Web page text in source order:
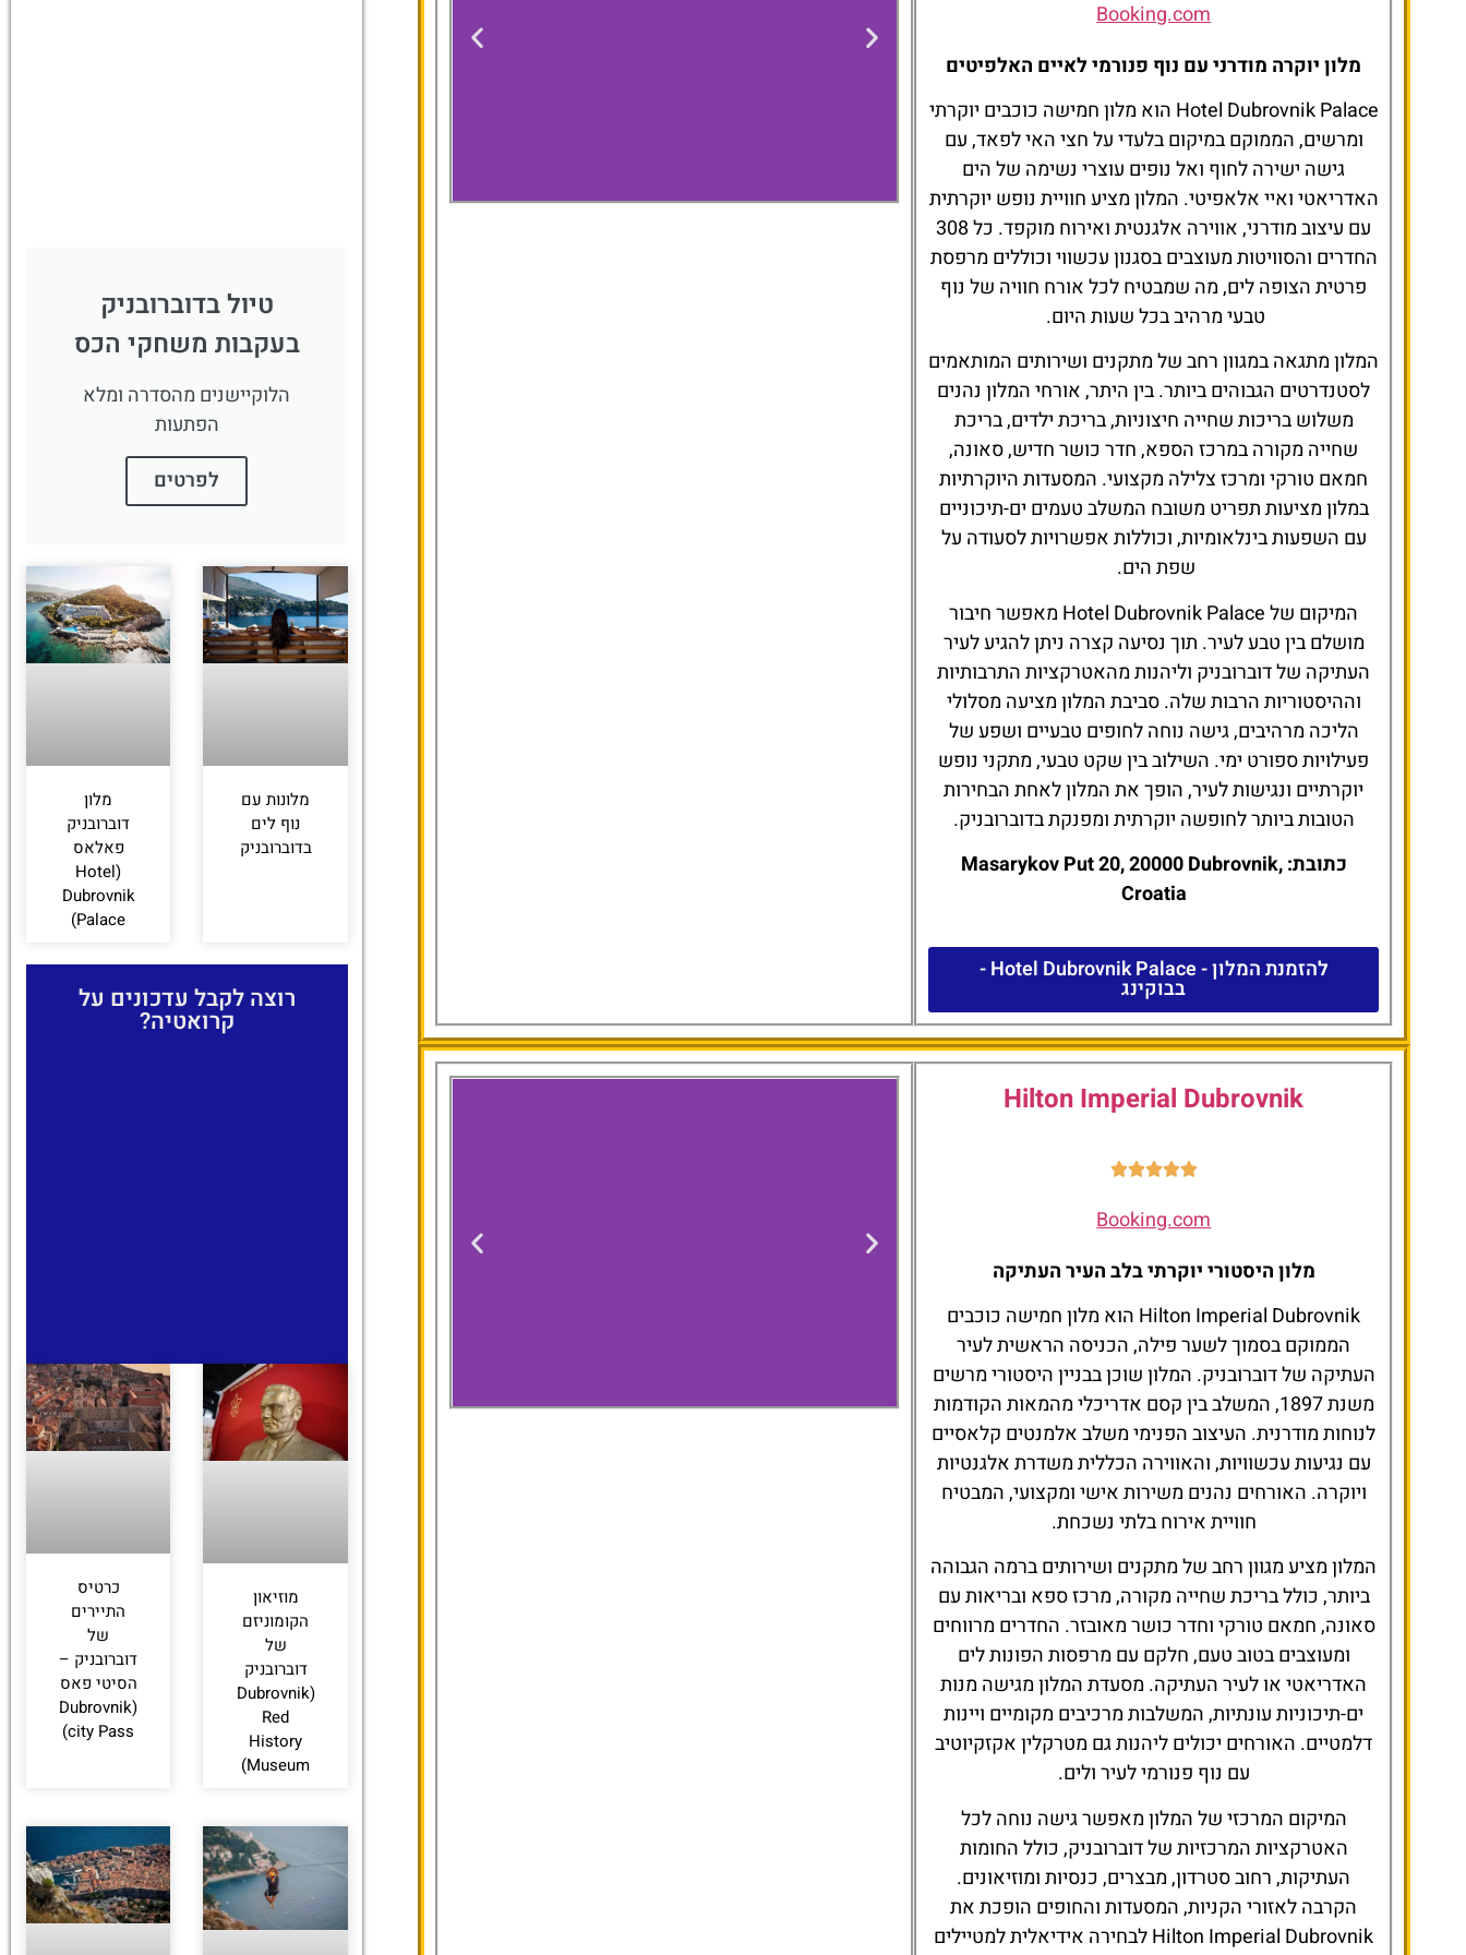
Booking.com
מלון יוקרה מודרני עם נוף פנורמי לאיים האלפיטים
Hotel Dubrovnik Palace הוא מלון חמישה כוכבים יוקרתי
ומרשים, הממוקם במיקום בלעדי על חצי האי לפאד, עם
גישה ישירה לחוף ואל נופים עוצרי נשימה של הים
האדריאטי ואיי אלאפיטי. המלון מציע חוויית נופש יוקרתית
עם עיצוב מודרני, אווירה אלגנטית ואירוח מוקפד. כל 308
החדרים והסוויטות מעוצבים בסגנון עכשווי וכוללים מרפסת
פרטית הצופה לים, מה שמבטיח לכל אורח חוויה של נוף
טבעי מרהיב בכל שעות היום.
המלון מתגאה במגוון רחב של מתקנים ושירותים המותאמים
לסטנדרטים הגבוהים ביותר. בין היתר, אורחי המלון נהנים
משלוש בריכות שחייה חיצוניות, בריכת ילדים, בריכת
שחייה מקורה במרכז הספא, חדר כושר חדיש, סאונה,
חמאם טורקי ומרכז צלילה מקצועי. המסעדות היוקרתיות
במלון מציעות תפריט משובח המשלב טעמים ים-תיכוניים
עם השפעות בינלאומיות, וכוללות אפשרויות לסעודה על
שפת הים.
המיקום של Hotel Dubrovnik Palace מאפשר חיבור
מושלם בין טבע לעיר. תוך נסיעה קצרה ניתן להגיע לעיר
העתיקה של דוברובניק וליהנות מהאטרקציות התרבותיות
וההיסטוריות הרבות שלה. סביבת המלון מציעה מסלולי
הליכה מרהיבים, גישה נוחה לחופים טבעיים ושפע של
פעילויות ספורט ימי. השילוב בין שקט טבעי, מתקני נופש
יוקרתיים ונגישות לעיר, הופך את המלון לאחת הבחירות
הטובות ביותר לחופשה יוקרתית ומפנקת בדוברובניק.
כתובת: Masarykov Put 20, 20000 Dubrovnik,
Croatia
להזמנת המלון - Hotel Dubrovnik Palace -
בבוקינג
Dubrovnik
Hilton Imperial Dubrovnik
Booking.com
מלון היסטורי יוקרתי בלב העיר העתיקה
Hilton Imperial Dubrovnik הוא מלון חמישה כוכבים
הממוקם בסמוך לשער פילה, הכניסה הראשית לעיר
העתיקה של דוברובניק. המלון שוכן בבניין היסטורי מרשים
משנת 1897, המשלב בין קסם אדריכלי מהמאות הקודמות
לנוחות מודרנית. העיצוב הפנימי משלב אלמנטים קלאסיים
עם נגיעות עכשוויות, והאווירה הכללית משדרת אלגנטיות
ויוקרה. האורחים נהנים משירות אישי ומקצועי, המבטיח
חוויית אירוח בלתי נשכחת.​
המלון מציע מגוון רחב של מתקנים ושירותים ברמה הגבוהה
ביותר, כולל בריכת שחייה מקורה, מרכז ספא ובריאות עם
סאונה, חמאם טורקי וחדר כושר מאובזר. החדרים מרווחים
ומעוצבים בטוב טעם, חלקם עם מרפסות הפונות לים
האדריאטי או לעיר העתיקה. מסעדת המלון מגישה מנות
ים-תיכוניות עונתיות, המשלבות מרכיבים מקומיים ויינות
דלמטיים. האורחים יכולים ליהנות גם מטרקלין אקזקיוטיב
עם נוף פנורמי לעיר ולים.​
המיקום המרכזי של המלון מאפשר גישה נוחה לכל
האטרקציות המרכזיות של דוברובניק, כולל החומות
העתיקות, רחוב סטרדון, מבצרים, כנסיות ומוזיאונים.
הקרבה לאזורי הקניות, המסעדות והחופים הופכת את
Hilton Imperial Dubrovnik לבחירה אידיאלית למטיילים
טיול בדוברובניק
בעקבות משחקי הכס
הלוקיישנים מהסדרה ומלא
הפתעות
לפרטים
מלונות עם
נוף לים
בדוברובניק
מלון
דוברובניק
פאלאס
(Hotel
Dubrovnik
Palace)
רוצה לקבל עדכונים על
קרואטיה?
מוזיאון
הקומוניזם
של
דוברובניק
(Dubrovnik
Red
History
Museum)
כרטיס
התיירים
של
דוברובניק –
הסיטי פאס
(Dubrovnik
city Pass)